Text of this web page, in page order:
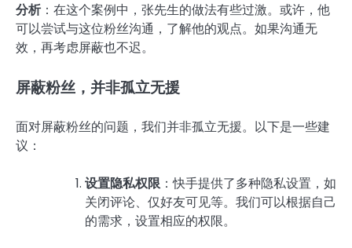
分析：在这个案例中，张先生的做法有些过激。或许，他
可以尝试与这位粉丝沟通，了解他的观点。如果沟通无
效，再考虑屏蔽也不迟。
屏蔽粉丝，并非孤立无援
面对屏蔽粉丝的问题，我们并非孤立无援。以下是一些建
议：
设置隐私权限：快手提供了多种隐私设置，如
关闭评论、仅好友可见等。我们可以根据自己
的需求，设置相应的权限。